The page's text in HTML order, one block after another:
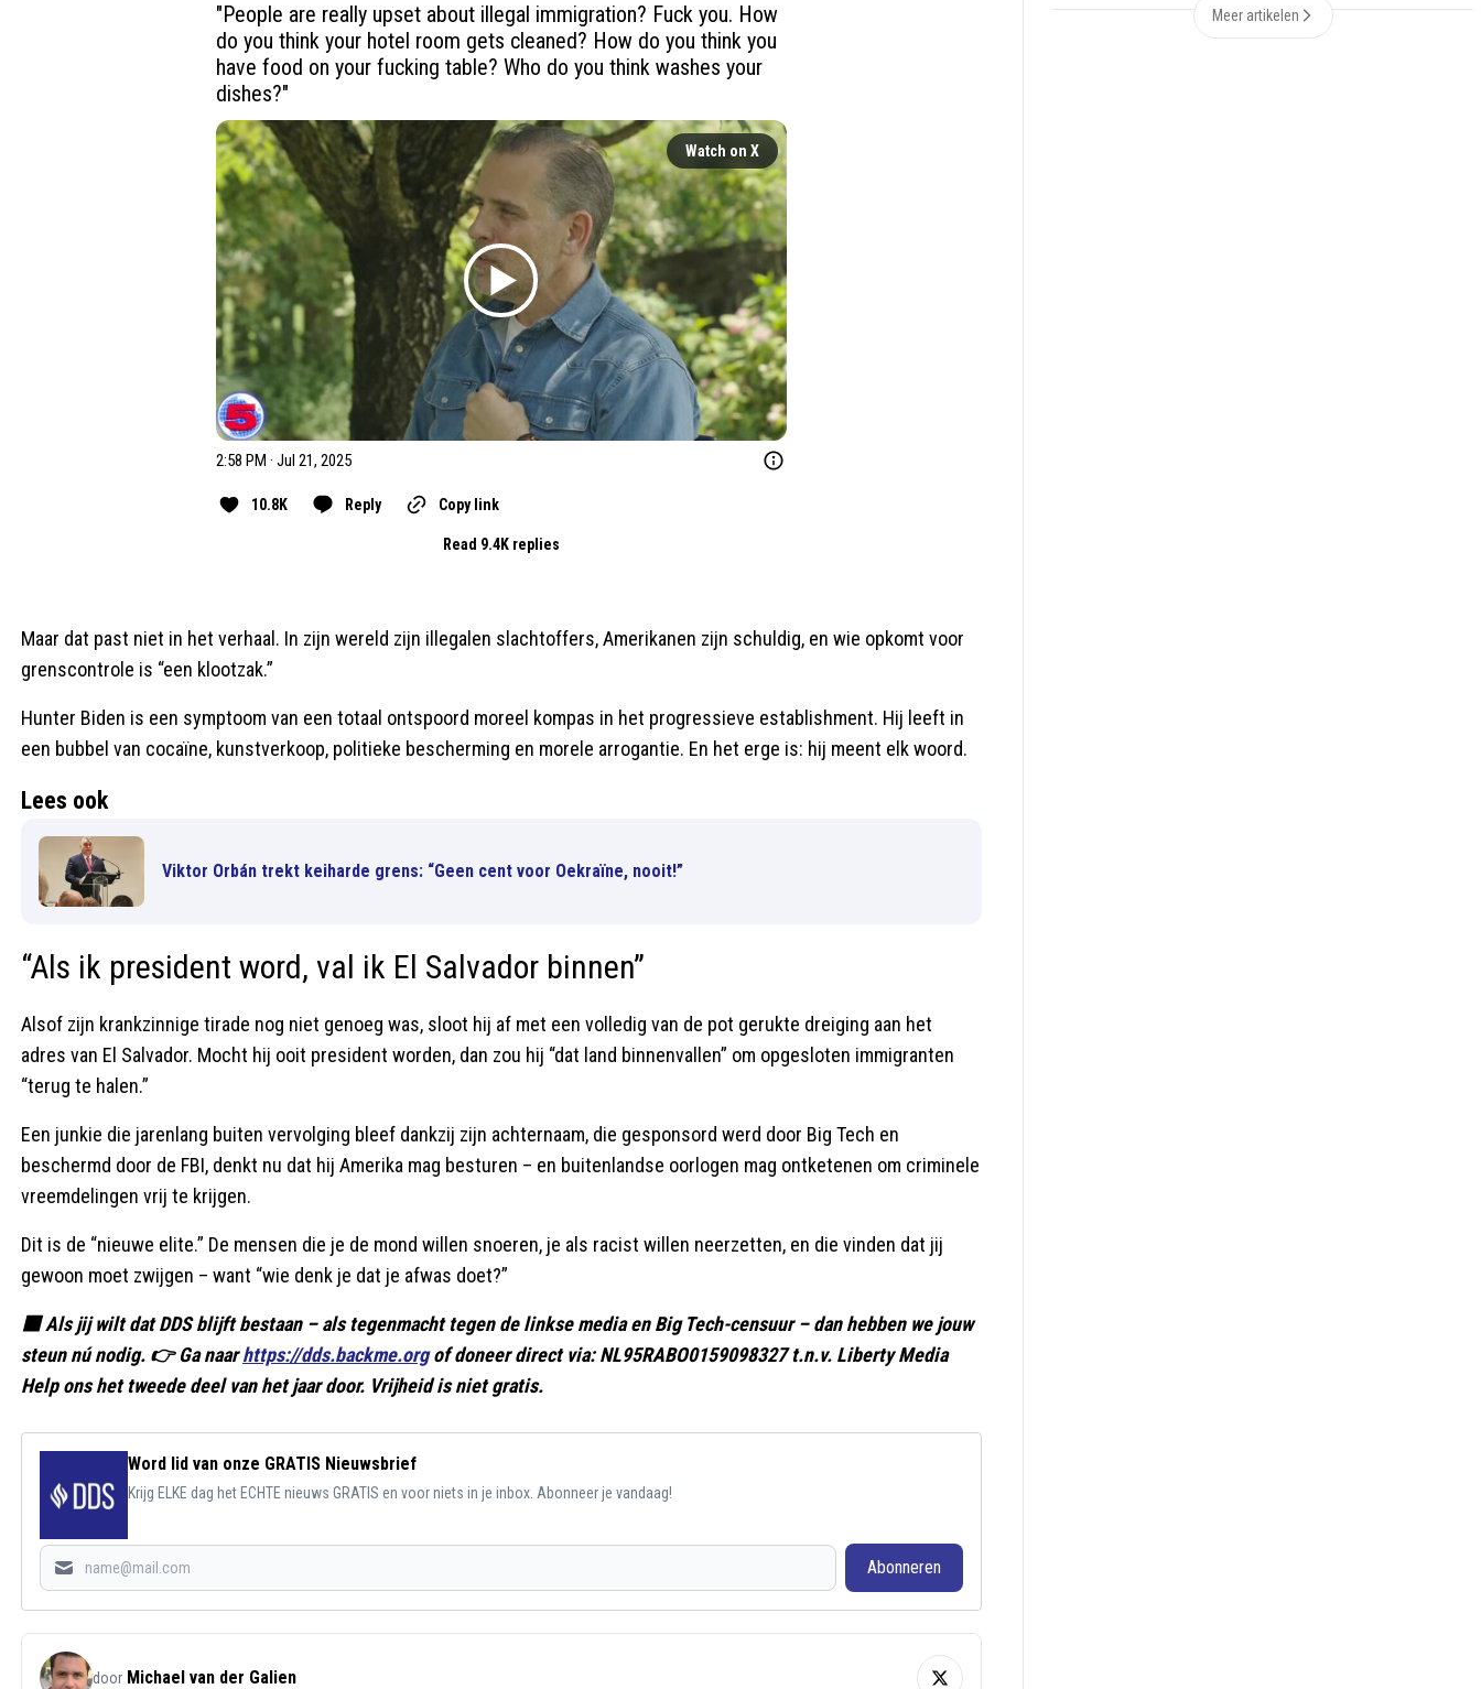
"People are really upset about illegal immigration? Fuck you. How
do you think your hotel room gets cleaned? How do you think you
have food on your fucking table? Who do you think washes your
dishes?"
Watch on X
2:58 PM · Jul 21, 2025
10.8K Reply Copy link
Read 9.4K replies
Maar dat past niet in het verhaal. In zijn wereld zijn illegalen slachtoffers, Amerikanen zijn schuldig, en wie opkomt voor
grenscontrole is “een klootzak.”
Hunter Biden is een symptoom van een totaal ontspoord moreel kompas in het progressieve establishment. Hij leeft in
een bubbel van cocaïne, kunstverkoop, politieke bescherming en morele arrogantie. En het erge is: hij meent elk woord.
Lees ook
Viktor Orbán trekt keiharde grens: “Geen cent voor Oekraïne, nooit!”
“Als ik president word, val ik El Salvador binnen”
Alsof zijn krankzinnige tirade nog niet genoeg was, sloot hij af met een volledig van de pot gerukte dreiging aan het
adres van El Salvador. Mocht hij ooit president worden, dan zou hij “dat land binnenvallen” om opgesloten immigranten
“terug te halen.”
Een junkie die jarenlang buiten vervolging bleef dankzij zijn achternaam, die gesponsord werd door Big Tech en
beschermd door de FBI, denkt nu dat hij Amerika mag besturen – en buitenlandse oorlogen mag ontketenen om criminele
vreemdelingen vrij te krijgen.
Dit is de “nieuwe elite.” De mensen die je de mond willen snoeren, je als racist willen neerzetten, en die vinden dat jij
gewoon moet zwijgen – want “wie denk je dat je afwas doet?”
🟥 Als jij wilt dat DDS blijft bestaan – als tegenmacht tegen de linkse media en Big Tech-censuur – dan hebben we jouw
steun nú nodig. 👉 Ga naarhttps://dds.backme.orgof doneer direct via: NL95RABO0159098327 t.n.v. Liberty Media
Help ons het tweede deel van het jaar door. Vrijheid is niet gratis.
Word lid van onze GRATIS Nieuwsbrief
Krijg ELKE dag het ECHTE nieuws GRATIS en voor niets in je inbox. Abonneer je vandaag!
Abonneren
door Michael van der Galien
Meer artikelen